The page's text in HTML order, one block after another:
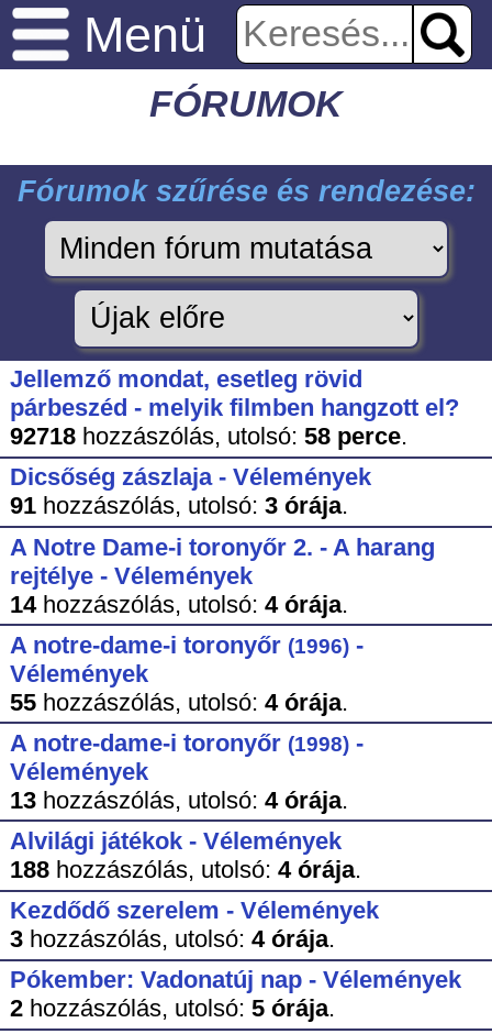
Menü
FÓRUMOK
Fórumok szűrése és rendezése:
Jellemző mondat, esetleg rövid
párbeszéd - melyik filmben hangzott el?
92718hozzászólás, utolsó: 58 perce.
Dicsőség zászlaja - Vélemények
91hozzászólás, utolsó: 3 órája.
A Notre Dame-i toronyőr 2. - A harang
rejtélye - Vélemények
14hozzászólás, utolsó: 4 órája.
A notre-dame-i toronyőr (1996)-
Vélemények
55hozzászólás, utolsó: 4 órája.
A notre-dame-i toronyőr (1998)-
Vélemények
13hozzászólás, utolsó: 4 órája.
Alvilági játékok - Vélemények
188hozzászólás, utolsó: 4 órája.
Kezdődő szerelem - Vélemények
3hozzászólás, utolsó: 4 órája.
Pókember: Vadonatúj nap - Vélemények
2hozzászólás, utolsó: 5 órája.